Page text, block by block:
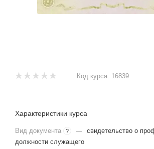
Код курса: 16839
Характеристики курса
Вид документа ? — свидетельство о
должности служащего